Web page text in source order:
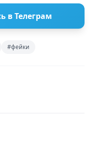
в Телеграм
#фейки